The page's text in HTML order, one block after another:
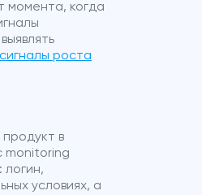
момента, когда
сигналы роста
в
monitoring
логин,
условиях, а